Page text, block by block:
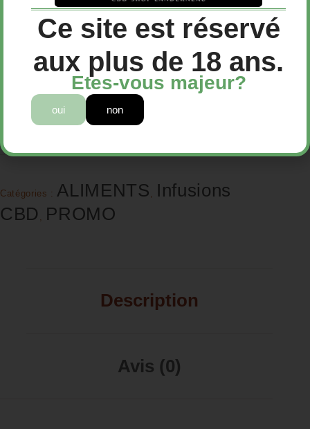
Tisane CBD Bretonne Bio – Chanvre CBD
Livraison offerte 50€
Catégories : ALIMENTS Infusions
CBD PROMO
Description
Avis (0)
Ce site est réservé
aux plus de 18 ans.
Etes-vous majeur?
oui non